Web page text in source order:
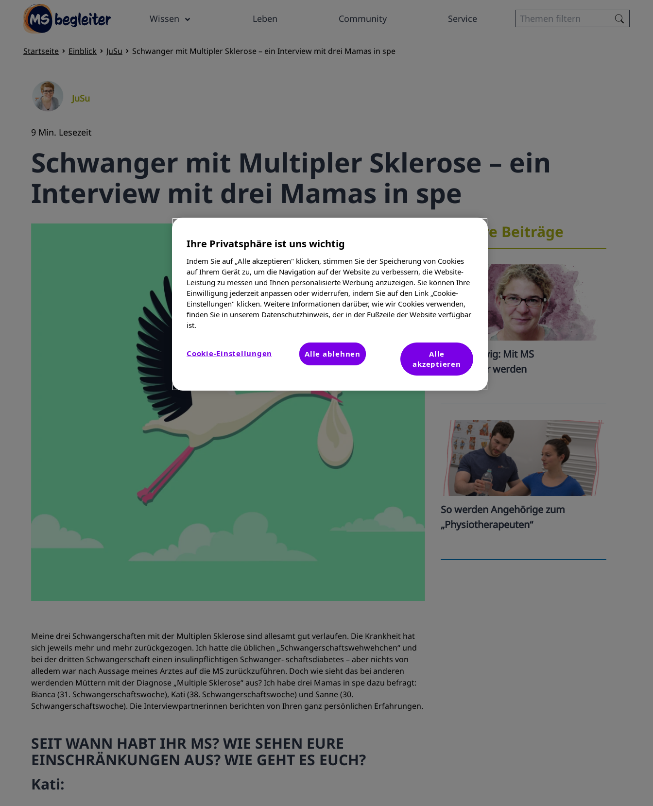
Wissen Leben Community Service
Startseite Einblick JuSu Schwanger mit Multipler Sklerose – ein Interview mit drei Mamas in spe
JuSu
9 Min. Lesezeit
Schwanger mit Multipler Sklerose – ein
Interview mit drei Mamas in spe
Meine drei Schwangerschaften mit der Multiplen Sklerose sind allesamt gut verlaufen. Die Krankheit hat
sich jeweils mehr und mehr zurückgezogen. Ich hatte die üblichen „Schwangerschaftswehwehchen“ und
bei der dritten Schwangerschaft einen insulinpflichtigen Schwanger- schaftsdiabetes – aber nichts von
alledem war nach Aussage meines Arztes auf die MS zurückzuführen. Doch wie sieht das bei anderen
werdenden Müttern mit der Diagnose „Multiple Sklerose“ aus? Ich habe drei Mamas in spe dazu befragt:
Bianca (31. Schwangerschaftswoche), Kati (38. Schwangerschaftswoche) und Sanne (30.
Schwangerschaftswoche). Die Interviewpartnerinnen berichten von Ihren ganz persönlichen Erfahrungen.
SEIT WANN HABT IHR MS? WIE SEHEN EURE
EINSCHRÄNKUNGEN AUS? WIE GEHT ES EUCH?
Kati:
Weitere Beiträge
Prof. Hellwig: Mit MS
schwanger werden
So werden Angehörige zum
„Physiotherapeuten“
Ihre Privatsphäre ist uns wichtig
Indem Sie auf „Alle akzeptieren" klicken, stimmen Sie der Speicherung von Cookies
auf Ihrem Gerät zu, um die Navigation auf der Website zu verbessern, die Website-
Leistung zu messen und Ihnen personalisierte Werbung anzuzeigen. Sie können Ihre
Einwilligung jederzeit anpassen oder widerrufen, indem Sie auf den Link „Cookie-
Einstellungen" klicken. Weitere Informationen darüber, wie wir Cookies verwenden,
finden Sie in unserem Datenschutzhinweis, der in der Fußzeile der Website verfügbar
ist.
Cookie-Einstellungen
Alle
akzeptieren
Alle ablehnen